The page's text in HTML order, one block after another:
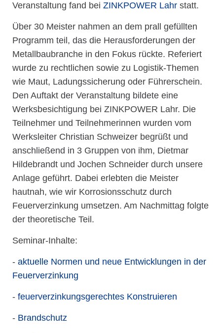
Veranstaltung fand bei ZINKPOWER Lahr statt.
Über 30 Meister nahmen an dem prall gefüllten
Programm teil, das die Herausforderungen der
Metallbaubranche in den Fokus rückte. Referiert
wurde zu rechtlichen sowie zu Logistik-Themen
wie Maut, Ladungssicherung oder Führerschein.
Den Auftakt der Veranstaltung bildete eine
Werksbesichtigung bei ZINKPOWER Lahr. Die
Teilnehmer und Teilnehmerinnen wurden vom
Werksleiter Christian Schweizer begrüßt und
anschließend in 3 Gruppen von ihm, Dietmar
Hildebrandt und Jochen Schneider durch unsere
Anlage geführt. Dabei erlebten die Meister
hautnah, wie wir Korrosionsschutz durch
Feuerverzinkung umsetzen. Am Nachmittag folgte
der theoretische Teil.
Seminar-Inhalte:
- aktuelle Normen und neue Entwicklungen in der
Feuerverzinkung
- feuerverzinkungsgerechtes Konstruieren
- Brandschutz